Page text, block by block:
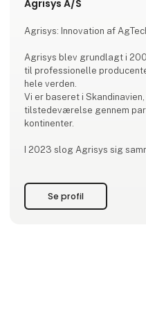
Agrisys A/S
Agrisys: Innovation af
Agrisys blev grundlagt i
til professionelle
hele verden.
Vi er baseret i
tilstedeværelse gennem
kontinenter.
I 2023 slog Agrisys sig
at omfatte Europa, Asien,
Australien.
Se profil